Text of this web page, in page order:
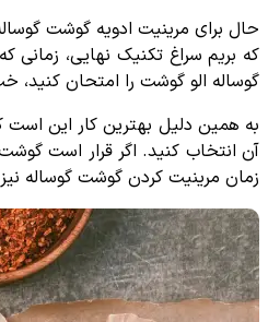
حال برای مرینیت ادویه گوشت
که بریم سراغ تکنیک نهایی،
گوساله الو گوشت را امتحان
به همین دلیل بهترین کار این
آن انتخاب کنید. اگر قرار است
زمان مرینیت کردن گوشت گوساله نیز در حدود 2